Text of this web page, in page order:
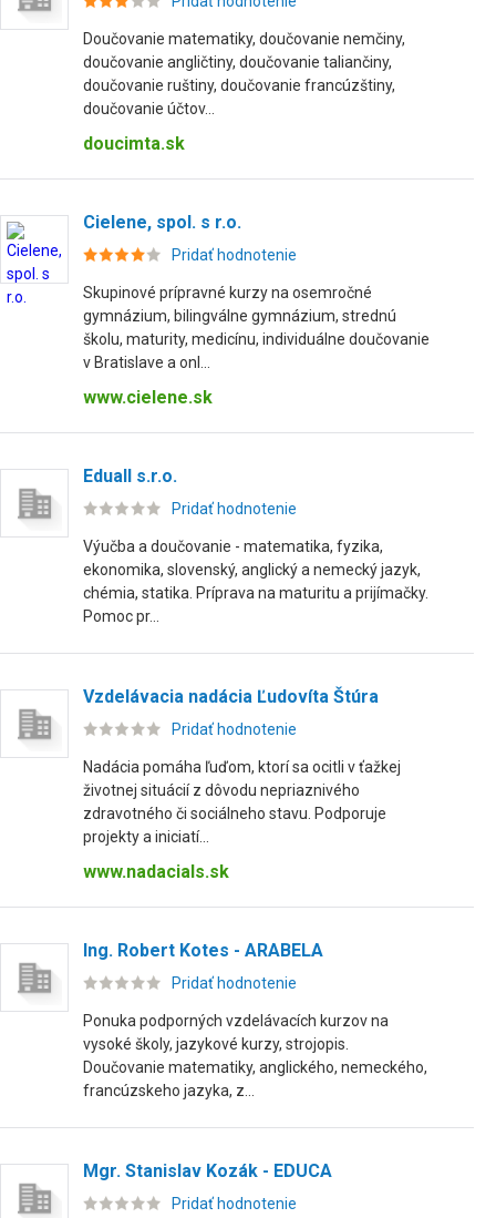
Doučovanie matematiky, doučovanie nemčiny,
doučovanie angličtiny, doučovanie taliančiny,
doučovanie ruštiny, doučovanie francúzštiny,
doučovanie účtov...
doucimta.sk
Cielene, spol. s r.o.
Pridať hodnotenie
Skupinové prípravné kurzy na osemročné
gymnázium, bilingválne gymnázium, strednú
školu, maturity, medicínu, individuálne doučovanie
v Bratislave a onl...
www.cielene.sk
Eduall s.r.o.
Pridať hodnotenie
Výučba a doučovanie - matematika, fyzika,
ekonomika, slovenský, anglický a nemecký jazyk,
chémia, statika. Príprava na maturitu a prijímačky.
Pomoc pr...
Vzdelávacia nadácia Ľudovíta Štúra
Pridať hodnotenie
Nadácia pomáha ľuďom, ktorí sa ocitli v ťažkej
životnej situácií z dôvodu nepriaznivého
zdravotného či sociálneho stavu. Podporuje
projekty a iniciatí...
www.nadacials.sk
Ing. Robert Kotes - ARABELA
Pridať hodnotenie
Ponuka podporných vzdelávacích kurzov na
vysoké školy, jazykové kurzy, strojopis.
Doučovanie matematiky, anglického, nemeckého,
francúzskeho jazyka, z...
Mgr. Stanislav Kozák - EDUCA
Pridať hodnotenie